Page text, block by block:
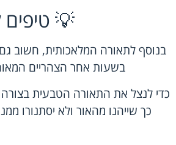
💡
בנוסף לתאורה המלאכותית, חשוב
בשעות אחר הצהריים
כדי לנצל את התאורה הטבעית
כך שייהנו מהאור ולא יסתנורו